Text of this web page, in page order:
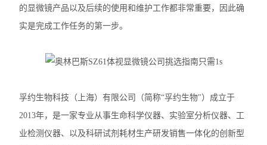
Nikon尼康SMZ1270体视显微镜
奥林巴斯SZX10体视显微镜
尼康TS2-FL倒置显微镜
徕卡DMi1倒置显微镜
的显微镜产品以及后续的使用和维护工作都非常重要，因此确
实是完成工作任务的第一步。
孚约生物科技（上海）有限公司（简称“孚约生物"）成立于
2013年，是一家专业从事生命科学仪器、实验室分析仪器、工
业检测仪器、以及科研试剂耗材生产研发销售一体化的创新型